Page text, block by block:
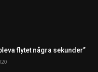
flytet några sekunder”